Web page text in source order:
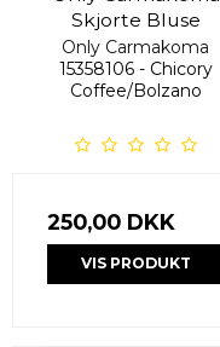
Skjorte Bluse
Only Carmakoma
15358106 - Chicory
Coffee/Bolzano
250,00 DKK
VIS PRODUKT